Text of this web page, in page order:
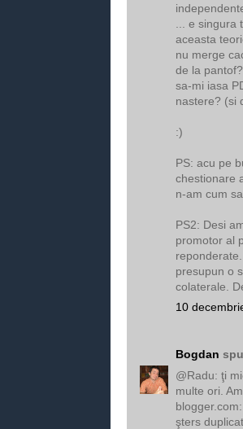
... e
aceasta
nu merge
de la
sa-mi iasa
nastere? (si
:)
PS: acu pe
chestionare
n-am cum
PS2: Desi
promotor al
presupun o
colaterale.
10
Bogdan
@Radu: ţi
multe ori.
şters